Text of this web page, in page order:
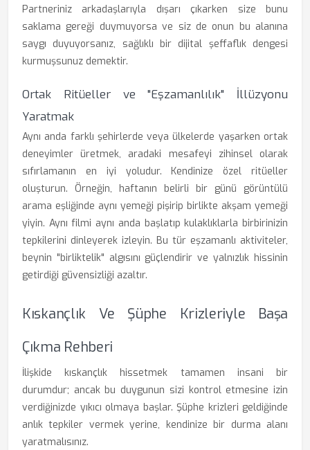
Partneriniz arkadaşlarıyla dışarı çıkarken size bunu
saklama gereği duymuyorsa ve siz de onun bu alanına
saygı duyuyorsanız, sağlıklı bir dijital şeffaflık dengesi
kurmuşsunuz demektir.
Ortak Ritüeller ve "Eşzamanlılık" İllüzyonu
Yaratmak
Aynı anda farklı şehirlerde veya ülkelerde yaşarken ortak
deneyimler üretmek, aradaki mesafeyi zihinsel olarak
sıfırlamanın en iyi yoludur. Kendinize özel ritüeller
oluşturun. Örneğin, haftanın belirli bir günü görüntülü
arama eşliğinde aynı yemeği pişirip birlikte akşam yemeği
yiyin. Aynı filmi aynı anda başlatıp kulaklıklarla birbirinizin
tepkilerini dinleyerek izleyin. Bu tür eşzamanlı aktiviteler,
beynin "birliktelik" algısını güçlendirir ve yalnızlık hissinin
getirdiği güvensizliği azaltır.
Kıskançlık Ve Şüphe Krizleriyle Başa
Çıkma Rehberi
İlişkide kıskançlık hissetmek tamamen insani bir
durumdur; ancak bu duygunun sizi kontrol etmesine izin
verdiğinizde yıkıcı olmaya başlar. Şüphe krizleri geldiğinde
anlık tepkiler vermek yerine, kendinize bir durma alanı
yaratmalısınız.